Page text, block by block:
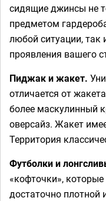
сидящие джинсы не
предметом
любой ситуации, так
проявления вашего
Пиджак и жакет.
отличается от
более маскулинный
оверсайз. Жакет
Территория
Футболки и
«кофточки»,
достаточно плотной